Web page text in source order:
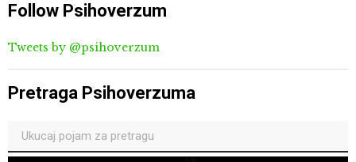
Follow Psihoverzum
Tweets by @psihoverzum
Pretraga Psihoverzuma